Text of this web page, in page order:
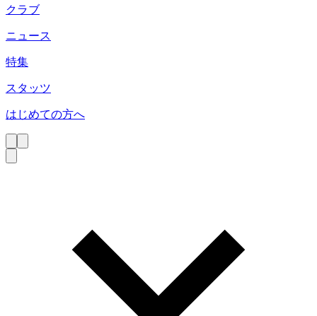
クラブ
ニュース
特集
スタッツ
はじめての方へ